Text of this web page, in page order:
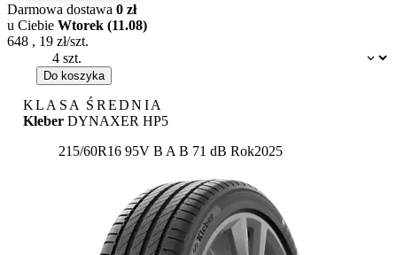
Dostępność:
Darmowa dostawa 0 zł
u Ciebie Wtorek (11.08)
648 , 19 zł/szt.
Do koszyka
KLASA ŚREDNIA
Kleber DYNAXER HP5
215/60R16 95V Etykieta:
B A B 71 dB Rok2025